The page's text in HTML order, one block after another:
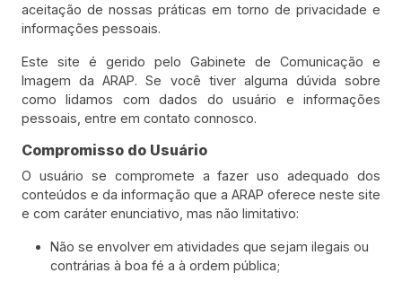
aceitação de nossas práticas em torno de privacidade e
informações pessoais.
Este site é gerido pelo Gabinete de Comunicação e
Imagem da ARAP. Se você tiver alguma dúvida sobre
como lidamos com dados do usuário e informações
pessoais, entre em contato connosco.
Compromisso do Usuário
O usuário se compromete a fazer uso adequado dos
conteúdos e da informação que a ARAP oferece neste site
e com caráter enunciativo, mas não limitativo:
Não se envolver em atividades que sejam ilegais ou
contrárias à boa fé a à ordem pública;